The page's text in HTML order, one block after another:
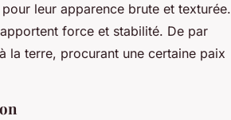
leur apparence brute et texturée.
force et stabilité. De par
la terre, procurant une certaine paix